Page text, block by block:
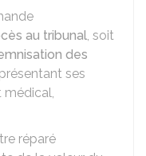
au tribunal, soit
des
ses
médical,
réparé